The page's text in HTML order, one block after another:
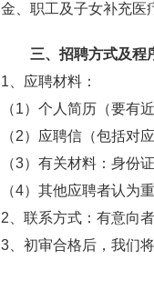
金、职工及子女补充医
三、招聘方式及程
1、应聘材料：
（1）个人简历（要有
（2）应聘信（包括对
（3）有关材料：身份
（4）其他应聘者认为
2、联系方式：有意向
3、初审合格后，我们